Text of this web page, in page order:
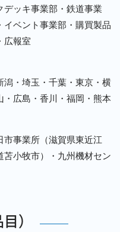
デッキ事業部・鉄道事業
ベント事業部・購買製品
広報室
潟・埼玉・千葉・東京・横
広島・香川・福岡・熊本
市事業所（滋賀県東近江
小牧市）・九州機材セン
）